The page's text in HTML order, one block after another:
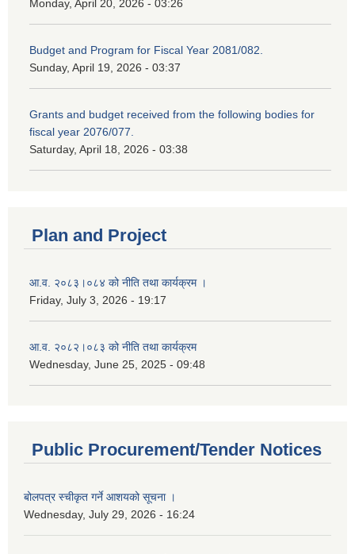
Monday, April 20, 2026 - 03:26
Budget and Program for Fiscal Year 2081/082.
Sunday, April 19, 2026 - 03:37
Grants and budget received from the following bodies for
fiscal year 2076/077.
Saturday, April 18, 2026 - 03:38
Plan and Project
आ.व. २०८३।०८४ को नीति तथा कार्यक्रम ।
Friday, July 3, 2026 - 19:17
आ.व. २०८२।०८३ को नीति तथा कार्यक्रम
Wednesday, June 25, 2025 - 09:48
Public Procurement/Tender Notices
बोलपत्र स्चीकृत गर्ने आशयको सूचना ।
Wednesday, July 29, 2026 - 16:24